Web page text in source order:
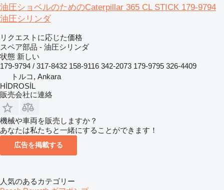
油圧ショベルのためのCaterpillar 365 CL STICK 179-9794
油圧シリンダ
リクエストに応じた価格
スペア部品 - 油圧シリンダ
状態 新しい
179-9794 / 317-8432 158-9116 342-2073 179-9795 326-4409
トルコ, Ankara
HİDROSİL
販売会社に連絡
機械や車両を販売しますか？
あなたは私たちと一緒にすることができます！
広告を掲載する
人気のあるカテゴリー